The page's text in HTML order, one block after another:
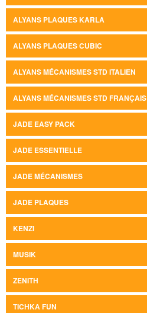
ALYANS PLAQUES KARLA
ALYANS PLAQUES CUBIC
ALYANS MÉCANISMES STD ITALIEN
ALYANS MÉCANISMES STD FRANÇAIS
JADE EASY PACK
JADE ESSENTIELLE
JADE MÉCANISMES
JADE PLAQUES
KENZI
MUSIK
ZENITH
TICHKA FUN